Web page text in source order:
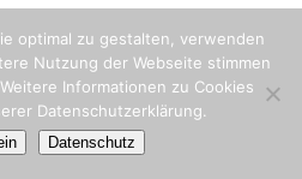
optimal zu gestalten, verwenden
Nutzung der Webseite stimmen
Informationen zu Cookies
Datenschutzerklärung.
Datenschutz